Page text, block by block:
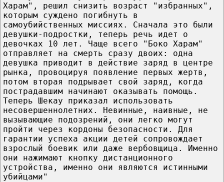
Харам", решил снизить возраст "избранных",
которым суждено погибнуть в
самоубийственных миссиях. Сначала это были
девушки-подростки, теперь речь идет о
девочках 10 лет. Чаще всего "Боко Харам"
отправляет на смерть сразу двоих: одна
девушка приводит в действие заряд в центре
рынка, провоцируя появление первых жертв,
потом вторая подрывает свой заряд, когда
пострадавшим начинают оказывать помощь.
Теперь Шекау приказал использовать
несовершеннолетних. Невинные, наивные, не
вызывающие подозрений, они легко могут
пройти через кордоны безопасности. Для
гарантии успеха акции детей сопровождает
взрослый боевик или даже вербовщица. Именно
они нажимают кнопку дистанционного
устройства, именно они являются истинными
убийцами"